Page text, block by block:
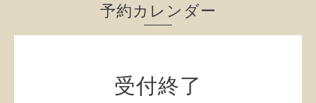
予約カレンダー
受付終了